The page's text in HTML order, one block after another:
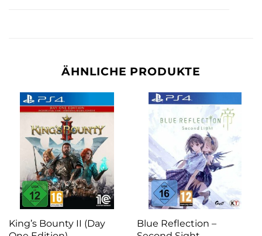
ÄHNLICHE PRODUKTE
King’s Bounty II (Day
Blue Reflection –